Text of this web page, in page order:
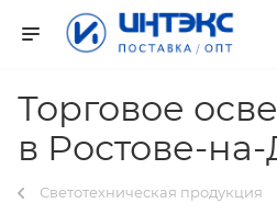
Торговое
в Ростове-
Светотехническая продукция